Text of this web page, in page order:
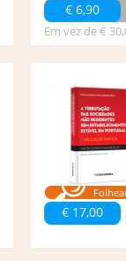
€ 6,90
Em vez de €
€ 17,00